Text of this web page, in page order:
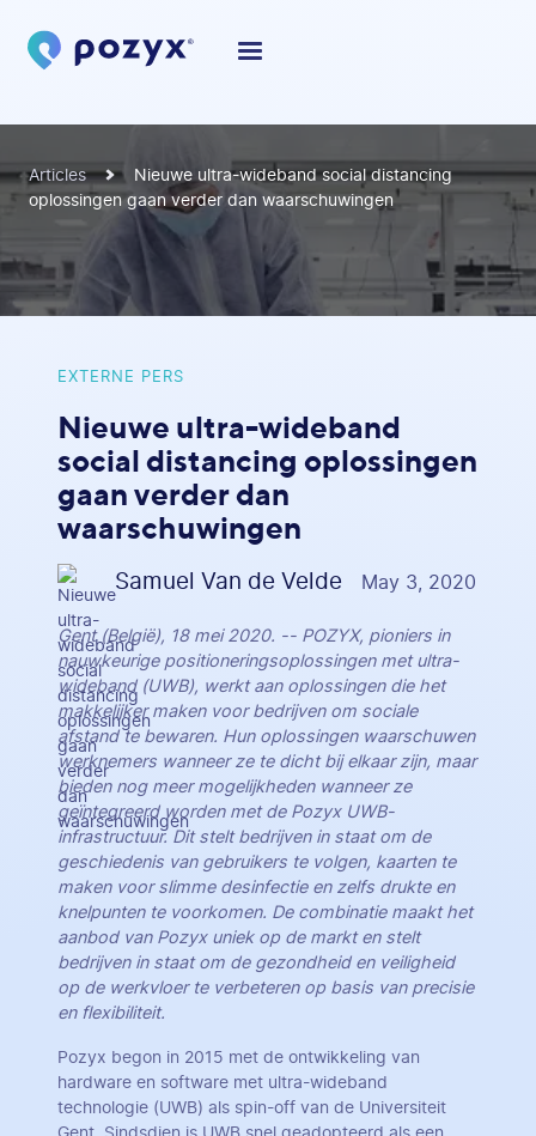
Articles
Nieuwe ultra-wideband social distancing
oplossingen gaan verder dan waarschuwingen
EXTERNE PERS
Nieuwe ultra-wideband
social distancing oplossingen
gaan verder dan
waarschuwingen
Samuel Van de Velde May 3, 2020
Gent (België), 18 mei 2020. -- POZYX, pioniers in
nauwkeurige positioneringsoplossingen met ultra-
wideband (UWB), werkt aan oplossingen die het
makkelijker maken voor bedrijven om sociale
afstand te bewaren. Hun oplossingen waarschuwen
werknemers wanneer ze te dicht bij elkaar zijn, maar
bieden nog meer mogelijkheden wanneer ze
geïntegreerd worden met de Pozyx UWB-
infrastructuur. Dit stelt bedrijven in staat om de
geschiedenis van gebruikers te volgen, kaarten te
maken voor slimme desinfectie en zelfs drukte en
knelpunten te voorkomen. De combinatie maakt het
aanbod van Pozyx uniek op de markt en stelt
bedrijven in staat om de gezondheid en veiligheid
op de werkvloer te verbeteren op basis van precisie
en flexibiliteit.
Pozyx begon in 2015 met de ontwikkeling van
hardware en software met ultra-wideband
technologie (UWB) als spin-off van de Universiteit